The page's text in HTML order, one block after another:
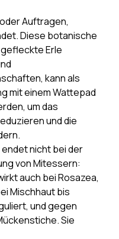
Auftragen,
Diese botanische
Erle
, kann als
mit einem Wattepad
um das
unddie
.
endet nicht bei der
von Mitessern:
auch bei Rosazea,
Mischhaut bis
und gegen
Sie